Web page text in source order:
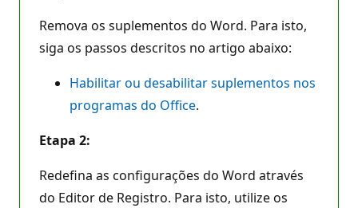
Remova os suplementos do Word. Para isto,
siga os passos descritos no artigo abaixo:
Habilitar ou desabilitar suplementos nos
programas do Office.
Etapa 2:
Redefina as configurações do Word através
do Editor de Registro. Para isto, utilize os